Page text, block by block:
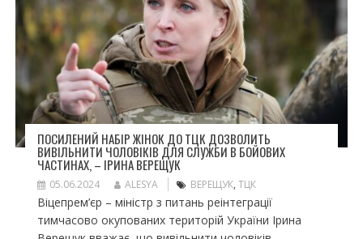
ПОСИЛЕНИЙ НАБІР ЖІНОК ДО ТЦК ДОЗВОЛИТЬ
ВИВІЛЬНИТИ ЧОЛОВІКІВ ДЛЯ СЛУЖБИ В БОЙОВИХ
ЧАСТИНАХ, – ІРИНА ВЕРЕЩУК
05.06.2024 ALESYA ВЕРЕЩУК, ТЦК
Віцепрем’єр – міністр з питань реінтеграції
тимчасово окупованих територій України Ірина